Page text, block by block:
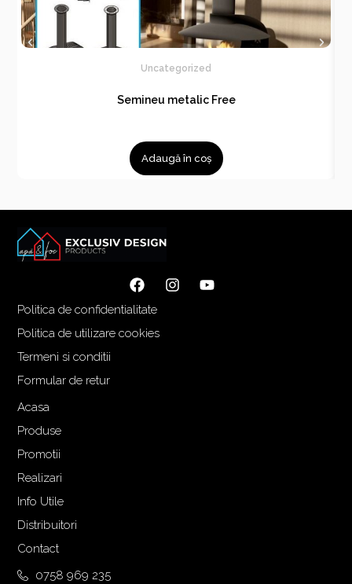
Uncategorized
Semineu metalic Free
Adaugă în coș
Politica de confidentialitate
Politica de utilizare cookies
Termeni si conditii
Formular de retur
Acasa
Produse
Promotii
Realizari
Info Utile
Distribuitori
Contact
0758 969 235